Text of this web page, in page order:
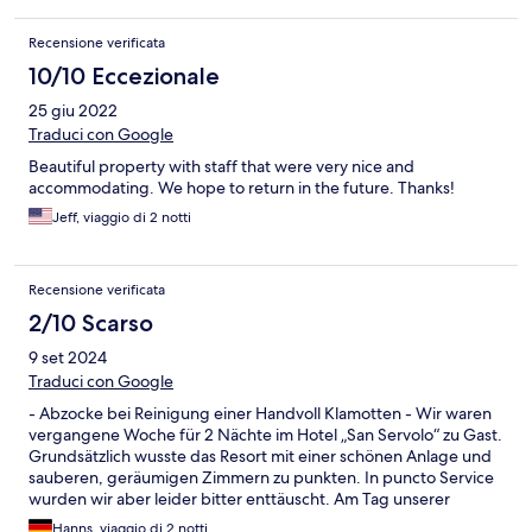
Recensione verificata
10/10 Eccezionale
25 giu 2022
Traduci con Google
Beautiful property with staff that were very nice and
accommodating. We hope to return in the future. Thanks!
Jeff, viaggio di 2 notti
Recensione verificata
2/10 Scarso
9 set 2024
Traduci con Google
- Abzocke bei Reinigung einer Handvoll Klamotten - Wir waren
vergangene Woche für 2 Nächte im Hotel „San Servolo“ zu Gast.
Grundsätzlich wusste das Resort mit einer schönen Anlage und
sauberen, geräumigen Zimmern zu punkten. In puncto Service
wurden wir aber leider bitter enttäuscht. Am Tag unserer
Anreise haben wir eine Handvoll Wäsche in die Reinigung
Hanns, viaggio di 2 notti